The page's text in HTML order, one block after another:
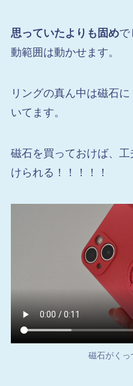
思っていたよりも固めで
動範囲は動かせます。
リングの真ん中は磁石
いてます。
磁石を買っておけば、
けられる！！！！！
磁石がくっ